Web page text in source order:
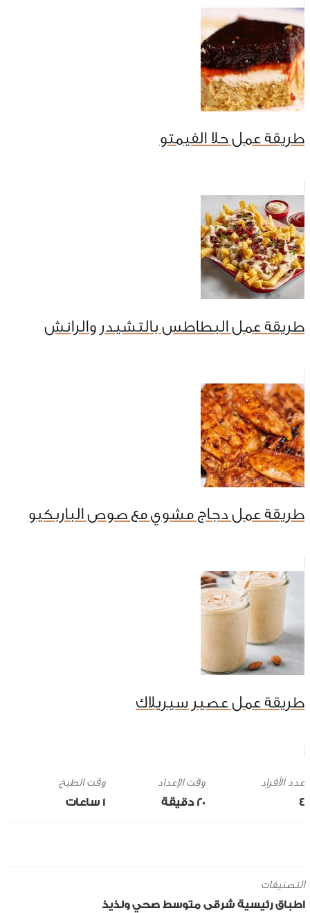
طريقة عمل حلا الفيمتو
طريقة عمل البطاطس بالتشيدر والرانش
طريقة عمل دجاج مشوي مع صوص الباربكيو
طريقة عمل عصير سيريلاك
4
وقت الإعداد
20 ‎دقيقة
وقت الطبخ
1 ساعات
التصنيفات
اطباق رئيسية شرقى متوسط صحي ولذيذ